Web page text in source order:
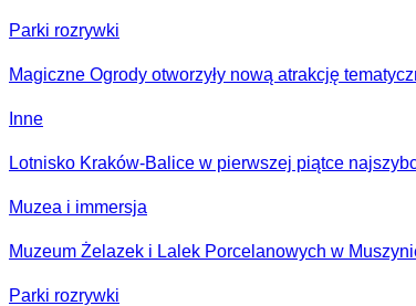
Parki rozrywki
Magiczne Ogrody otworzyły nową atrakcję
Inne
Lotnisko Kraków-Balice w pierwszej piątce
Muzea i immersja
Muzeum Żelazek i Lalek Porcelanowych w
Parki rozrywki